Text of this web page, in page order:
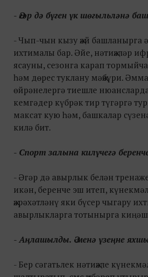
- Әгәр дә бүген үк шөгыльләнә
- Чып-чын кызу җәй башланырга
ихтималы бар. Әйе, нәтиҗәләр
ясауны, сезонга карап
һәм дөрес туклану мәҗбүри.
өйрәнелергә тиешле
кемгәдер күбрәк тир түгәргә
максат кую һәм, башкалар
килә бит.
- Спорт залына килүчегә
- Әгәр дә авырлык белән
икән, беренче эш итеп,
җәрәхәтләнү яки бүсер чыгару
авырлыкларга тотынырга
- Аңлашылды. Ә менә үзеңне
- Бер сәгатьлек нәтиҗәле